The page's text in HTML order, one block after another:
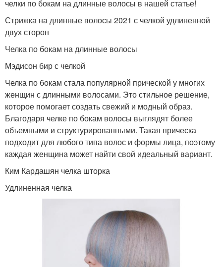
челки по бокам на длинные волосы в нашей статье!
Стрижка на длинные волосы 2021 с челкой удлиненной
двух сторон
Челка по бокам на длинные волосы
Мэдисон бир с челкой
Челка по бокам стала популярной прической у многих
женщин с длинными волосами. Это стильное решение,
которое помогает создать свежий и модный образ.
Благодаря челке по бокам волосы выглядят более
объемными и структурированными. Такая прическа
подходит для любого типа волос и формы лица, поэтому
каждая женщина может найти свой идеальный вариант.
Ким Кардашян челка шторка
Удлиненная челка